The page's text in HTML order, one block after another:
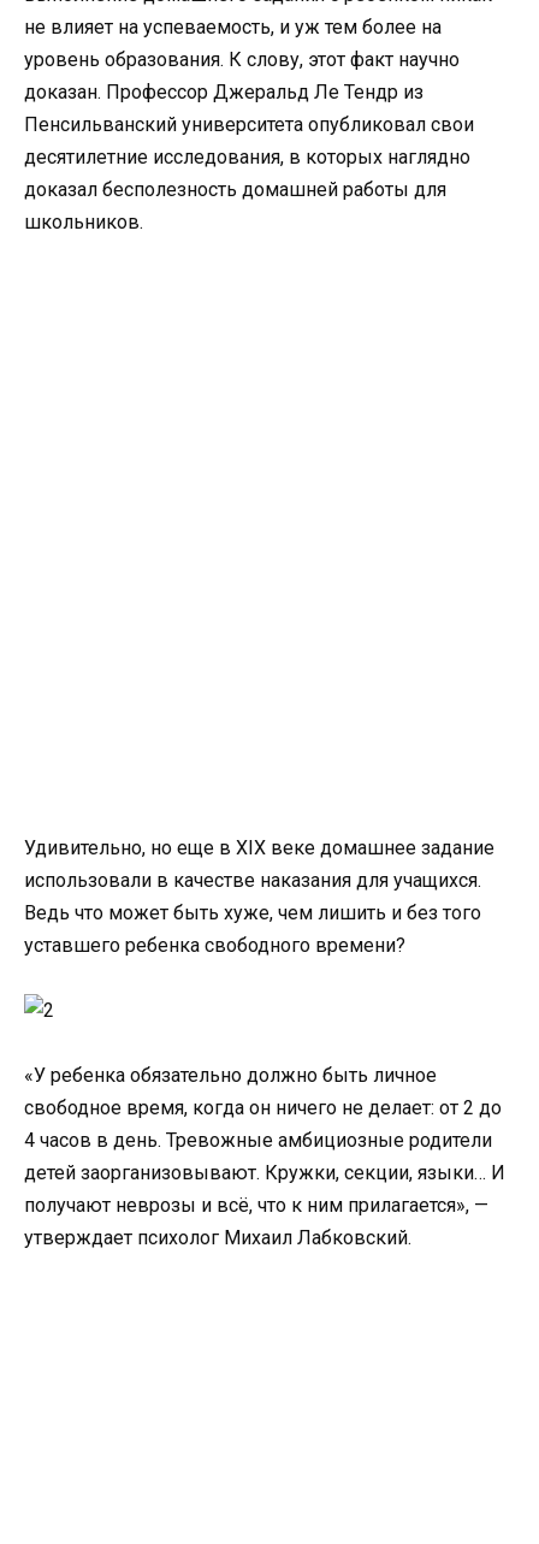
не влияет на успеваемость, и уж тем более на
уровень образования. К слову, этот факт научно
доказан. Профессор Джеральд Ле Тендр из
Пенсильванский университета опубликовал свои
десятилетние исследования, в которых наглядно
доказал бесполезность домашней работы для
школьников.
Удивительно, но еще в XIX веке домашнее задание
использовали в качестве наказания для учащихся.
Ведь что может быть хуже, чем лишить и без того
уставшего ребенка свободного времени?
«У ребенка обязательно должно быть личное
свободное время, когда он ничего не делает: от 2 до
4 часов в день. Тревожные амбициозные родители
детей заорганизовывают. Кружки, секции, языки… И
получают неврозы и всё, что к ним прилагается», —
утверждает психолог Михаил Лабковский.